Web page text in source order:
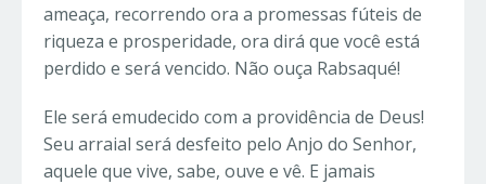
ameaça, recorrendo ora a promessas fúteis de
riqueza e prosperidade, ora dirá que você está
perdido e será vencido. Não ouça Rabsaqué!
Ele será emudecido com a providência de Deus!
Seu arraial será desfeito pelo Anjo do Senhor,
aquele que vive, sabe, ouve e vê. E jamais